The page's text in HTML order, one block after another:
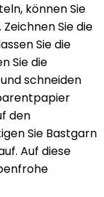
können Sie
Sie die
Sie die
Sie die
schneiden
den
Sie Bastgarn
Auf diese